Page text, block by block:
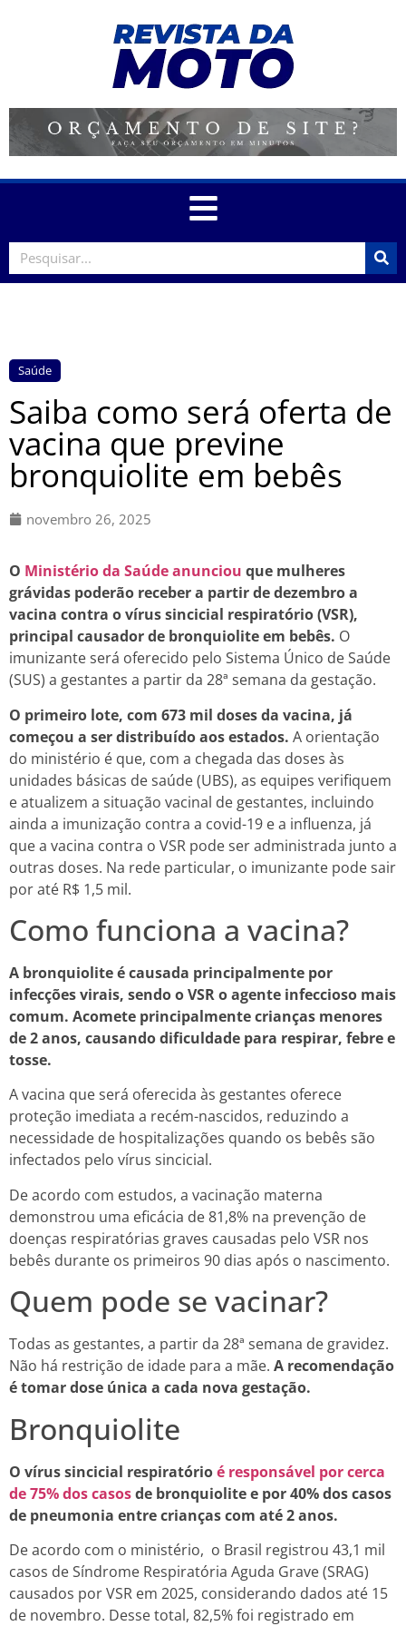
Saúde
Saiba como será oferta de
vacina que previne
bronquiolite em bebês
novembro 26, 2025
O Ministério da Saúde anunciou que mulheres
grávidas poderão receber a partir de dezembro a
vacina contra o vírus sincicial respiratório (VSR),
principal causador de bronquiolite em bebês. O
imunizante será oferecido pelo Sistema Único de Saúde
(SUS) a gestantes a partir da 28ª semana da gestação.
O primeiro lote, com 673 mil doses da vacina, já
começou a ser distribuído aos estados. A orientação
do ministério é que, com a chegada das doses às
unidades básicas de saúde (UBS), as equipes verifiquem
e atualizem a situação vacinal de gestantes, incluindo
ainda a imunização contra a covid-19 e a influenza, já
que a vacina contra o VSR pode ser administrada junto a
outras doses. Na rede particular, o imunizante pode sair
por até R$ 1,5 mil.
Como funciona a vacina?
A bronquiolite é causada principalmente por
infecções virais, sendo o VSR o agente infeccioso mais
comum. Acomete principalmente crianças menores
de 2 anos, causando dificuldade para respirar, febre e
tosse.
A vacina que será oferecida às gestantes oferece
proteção imediata a recém-nascidos, reduzindo a
necessidade de hospitalizações quando os bebês são
infectados pelo vírus sincicial.
De acordo com estudos, a vacinação materna
demonstrou uma eficácia de 81,8% na prevenção de
doenças respiratórias graves causadas pelo VSR nos
bebês durante os primeiros 90 dias após o nascimento.
Quem pode se vacinar?
Todas as gestantes, a partir da 28ª semana de gravidez.
Não há restrição de idade para a mãe. A recomendação
é tomar dose única a cada nova gestação.
Bronquiolite
O vírus sincicial respiratórioé responsável por cerca
de 75% dos casosde bronquiolite e por 40% dos casos
de pneumonia entre crianças com até 2 anos.
De acordo com o ministério, o Brasil registrou 43,1 mil
casos de Síndrome Respiratória Aguda Grave (SRAG)
causados por VSR em 2025, considerando dados até 15
de novembro. Desse total, 82,5% foi registrado em